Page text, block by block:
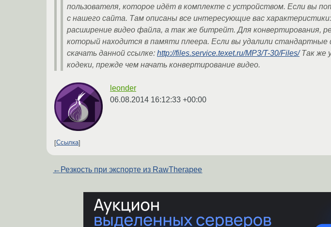
пользователя, которое идёт в комплекте с устройством. Если вы
с нашего сайта. Там описаны все интересующие вас
расширение видео файла, а так же битрейт. Для конвертирования,
который находится в памяти плеера. Если вы удалили
скачать данной ссылке: http://files.service.texet.ru/MP3/T-30/Files/Так же
кодеки, прежде чем начать конвертирование видео.
leonder
06.08.2014 16:12:33 +00:00
Ссылка
← Резкость при экспорте из RawTherapee